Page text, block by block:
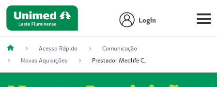
Login
Acesso Rápido
Comunicação
Novas Aquisições
Prestador Medlife Consultas e Diagnósticos (51004334-2)